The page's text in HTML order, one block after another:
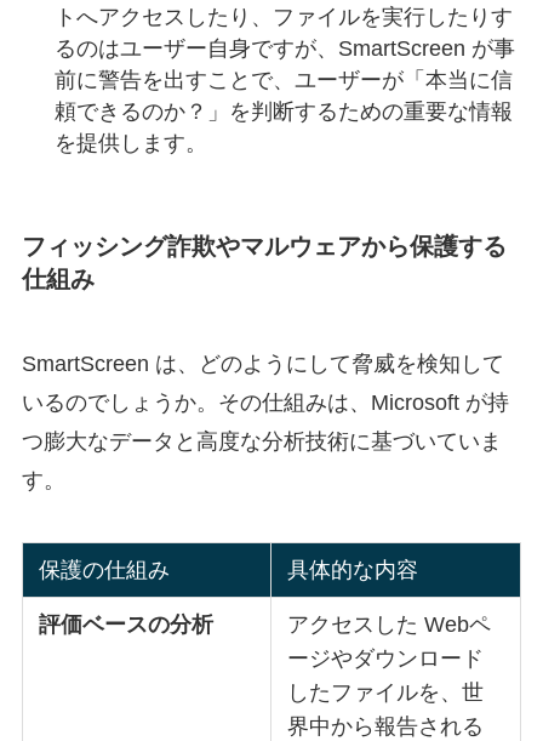
トへアクセスしたり、ファイルを実行したりす
るのはユーザー自身ですが、SmartScreen が事
前に警告を出すことで、ユーザーが「本当に信
頼できるのか？」を判断するための重要な情報
を提供します。
フィッシング詐欺やマルウェアから保護する
仕組み
SmartScreen は、どのようにして脅威を検知して
いるのでしょうか。その仕組みは、Microsoft が持
つ膨大なデータと高度な分析技術に基づいていま
す。
保護の仕組み 具体的な内容
評価ベースの分析
アクセスした Webペ
ージやダウンロード
したファイルを、世
界中から報告される